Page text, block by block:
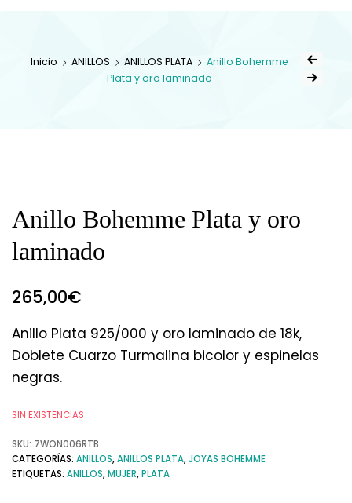
Inicio ANILLOS ANILLOS PLATA
Anillo Bohemme
Plata y oro laminado
Anillo Bohemme Plata y oro
laminado
265,00€
Anillo Plata 925/000 y oro laminado de 18k,
Doblete Cuarzo Turmalina bicolor y espinelas
negras.
SIN EXISTENCIAS
SKU: 7WON006RTB
CATEGORÍAS: ANILLOS,ANILLOS PLATA,JOYAS BOHEMME
ETIQUETAS: ANILLOS,MUJER,PLATA